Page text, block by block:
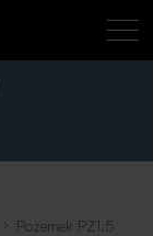
Pozemek PZ1.5